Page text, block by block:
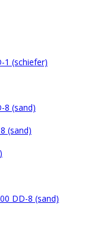
1 (schiefer)
8 (sand)
(sand)
DD-8 (sand)